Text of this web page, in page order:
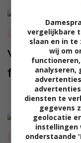
Lifestyle
Vijf
feestje
Lifestyle
vergelijkbare
slaan en in te
wij om
analyseren,
diensten te
gegevens
geolocatie
instellingen
onderstaande